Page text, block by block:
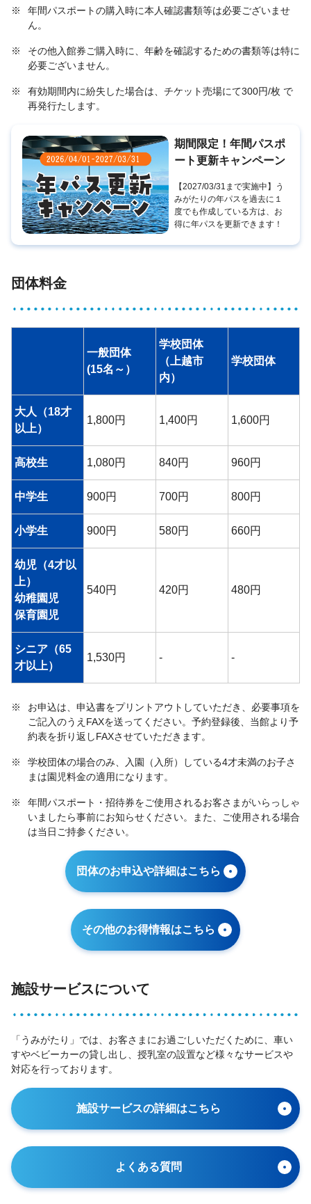
※
年間パスポートの購入時に本人確認書類等は必要ございませ
ん。
※
その他入館券ご購入時に、年齢を確認するための書類等は特に
必要ございません。
※
有効期間内に紛失した場合は、チケット売場にて300円/枚 で
再発行たします。
期間限定！年間パスポ
ート更新キャンペーン
【2027/03/31まで実施中】う
みがたりの年パスを過去に１
度でも作成している方は、お
得に年パスを更新できます！
団体料金
一般団体
(15名～）
学校団体
（上越市
内）
学校団体
大人（18才
以上）
1,800円 1,400円 1,600円
高校生 1,080円 840円 960円
中学生 900円 700円 800円
小学生 900円 580円 660円
幼児（4才以
上）
幼稚園児
保育園児
540円 420円 480円
シニア（65
才以上）
1,530円 - -
※
お申込は、申込書をプリントアウトしていただき、必要事項を
ご記入のうえFAXを送ってください。予約登録後、当館より予
約表を折り返しFAXさせていただきます。
※
学校団体の場合のみ、入園（入所）している4才未満のお子さ
まは園児料金の適用になります。
※
年間パスポート・招待券をご使用されるお客さまがいらっしゃ
いましたら事前にお知らせください。また、ご使用される場合
は当日ご持参ください。
団体のお申込や詳細はこちら
その他のお得情報はこちら
施設サービスについて
「うみがたり」では、お客さまにお過ごしいただくために、車い
すやベビーカーの貸し出し、授乳室の設置など様々なサービスや
対応を行っております。
施設サービスの詳細はこちら
よくある質問